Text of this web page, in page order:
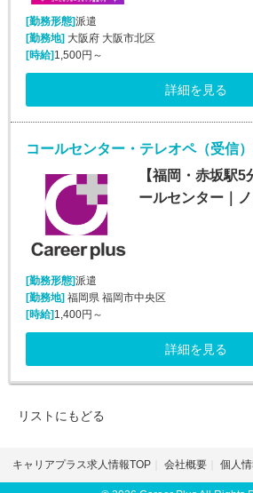
[勤務形態]派遣
[勤務地] 大阪府 大阪市北区
[時給] 1,500円～
詳細を見る
【福岡・赤坂駅
ールセンター｜
[勤務形態]派遣
[勤務地] 福岡県 福岡市中央区
[時給] 1,400円～
詳細を見る
リストにもどる
キャリアプラス求人情報TOP 会社概要 個人